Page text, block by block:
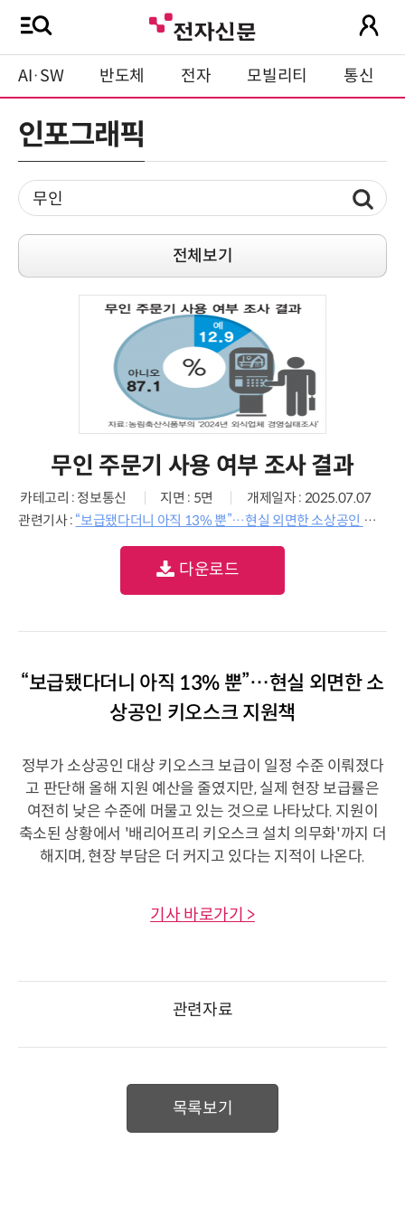
AI·SW 반도체 전자 모빌리티 통신
인포그래픽
전체보기
무인 주문기 사용 여부 조사 결과
카테고리 : 정보통신 지면 : 5면
개제일자 : 2025.07.07
관련기사 : “보급됐다더니 아직 13% 뿐”…현실 외면한 소상공인 키오스크 지원책
다운로드
“보급됐다더니 아직 13% 뿐”…현실 외면한 소
상공인 키오스크 지원책
정부가 소상공인 대상 키오스크 보급이 일정 수준 이뤄졌다
고 판단해 올해 지원 예산을 줄였지만, 실제 현장 보급률은
여전히 낮은 수준에 머물고 있는 것으로 나타났다. 지원이
축소된 상황에서 '배리어프리 키오스크 설치 의무화'까지 더
해지며, 현장 부담은 더 커지고 있다는 지적이 나온다.
기사 바로가기 >
관련자료
목록보기